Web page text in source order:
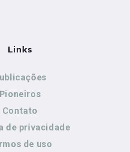
Links
Pioneiros
Contato
de privacidade
de uso